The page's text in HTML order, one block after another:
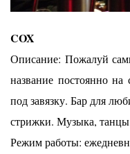
COX
Описание: Пожалуй
название постоянно
под завязку. Бар для
стрижки. Музыка,
Режим работы: